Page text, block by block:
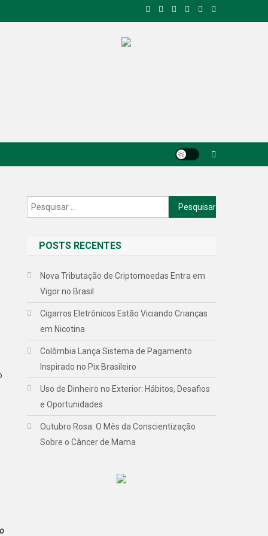
Pesquisar
por:
POSTS RECENTES
Nova Tributação de Criptomoedas Entra em
Vigor no Brasil
Cigarros Eletrônicos Estão Viciando Crianças
em Nicotina
Colômbia Lança Sistema de Pagamento
Inspirado no Pix Brasileiro
Uso de Dinheiro no Exterior: Hábitos, Desafios
e Oportunidades
Outubro Rosa: O Mês da Conscientização
Sobre o Câncer de Mama